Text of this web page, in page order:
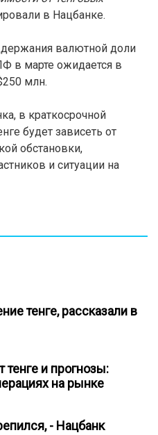
в Нацбанке.
валютной доли
в марте ожидается в
млн.
в краткосрочной
будет зависеть от
обстановки,
и ситуации на
тенге, рассказали в
и прогнозы:
на рынке
- Нацбанк